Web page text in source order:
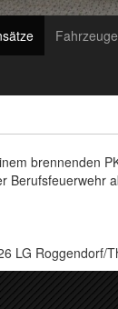
Fahrzeuge
brennenden
Berufsfeuerwehr
LG Roggendorf/